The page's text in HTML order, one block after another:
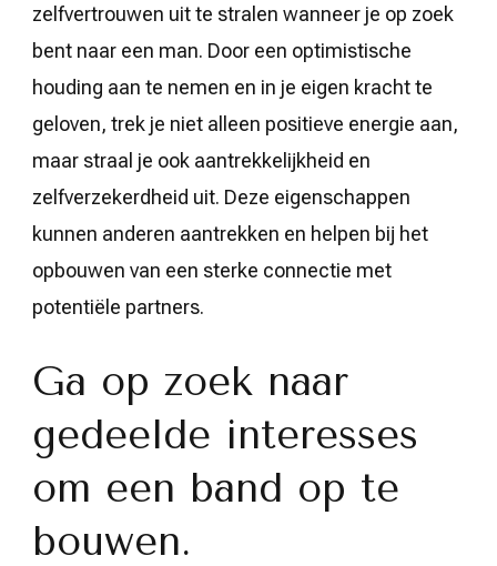
zelfvertrouwen uit te stralen wanneer je op zoek
bent naar een man. Door een optimistische
houding aan te nemen en in je eigen kracht te
geloven, trek je niet alleen positieve energie aan,
maar straal je ook aantrekkelijkheid en
zelfverzekerdheid uit. Deze eigenschappen
kunnen anderen aantrekken en helpen bij het
opbouwen van een sterke connectie met
potentiële partners.
Ga op zoek naar
gedeelde interesses
om een band op te
bouwen.